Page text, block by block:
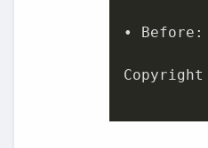
• Before: